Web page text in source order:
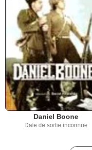
Daniel Boone
Date de sortie inconnue